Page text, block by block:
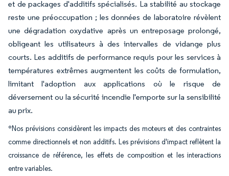
et de packages d'additifs spécialisés. La stabilité au stockage
reste une préoccupation ; les données de laboratoire révèlent
une dégradation oxydative après un entreposage prolongé,
obligeant les utilisateurs à des intervalles de vidange plus
courts. Les additifs de performance requis pour les services à
températures extrêmes augmentent les coûts de formulation,
limitant l'adoption aux applications où le risque de
déversement ou la sécurité incendie l'emporte sur la sensibilité
au prix.
*Nos prévisions considèrent les impacts des moteurs et des contraintes
comme directionnels et non additifs. Les prévisions d'impact reflètent la
croissance de référence, les effets de composition et les interactions
entre variables.